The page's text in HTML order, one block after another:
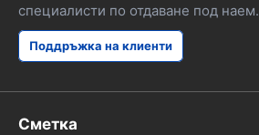
специалисти по отдаване под наем.
Поддръжка на клиенти
Сметка